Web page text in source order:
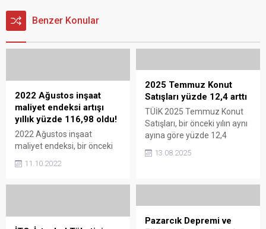
Benzer Konular
2022 Ağustos inşaat
maliyet endeksi artışı
yıllık yüzde 116,98 oldu!
2022 Ağustos inşaat
maliyet endeksi, bir önceki
yılın aynı ayına göre yüzde
116,98 arttı. İME artışı
bekliyor? Ağustos 2022
11.10.2022
2025 Temmuz Konut
Satışları yüzde 12,4 arttı
TÜİK 2025 Temmuz Konut
Satışları, bir önceki yılın aynı
ayına göre yüzde 12,4
artarken, Yabancıya konut
satışı da yüzde 18,6 azaldı.
Satışları 142 bin 858 oldu
(TÜİK) 2025 Temmuz Konut
Satışı İstatistiklerine göre,
13.08.2025
Pazarcık Depremi ve